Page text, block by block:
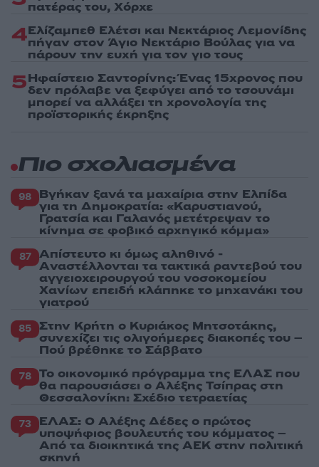
πατέρας του, Χόρχε
4Ελίζαμπεθ Ελέτσι και Νεκτάριος Λεμονίδης
πήγαν στον Άγιο Νεκτάριο Βούλας για να
πάρουν την ευχή για τον γιο τους
5Ηφαίστειο Σαντορίνης: Ένας 15χρονος που
δεν πρόλαβε να ξεφύγει από το τσουνάμι
μπορεί να αλλάξει τη χρονολογία της
προϊστορικής έκρηξης
Πιο σχολιασμένα
98 Βγήκαν ξανά τα μαχαίρια στην Ελπίδα
για τη Δημοκρατία: «Καρυστιανού,
Γρατσία και Γαλανός μετέτρεψαν το
κίνημα σε φοβικό αρχηγικό κόμμα»
87 Απίστευτο κι όμως αληθινό -
Aναστέλλονται τα τακτικά ραντεβού του
αγγειοχειρουργού του νοσοκομείου
Χανίων επειδή κλάπηκε το μηχανάκι του
γιατρού
85 Στην Κρήτη ο Κυριάκος Μητσοτάκης,
συνεχίζει τις ολιγοήμερες διακοπές του –
Πού βρέθηκε το Σάββατο
78 Το οικονομικό πρόγραμμα της ΕΛΑΣ που
θα παρουσιάσει ο Αλέξης Τσίπρας στη
Θεσσαλονίκη: Σχέδιο τετραετίας
73 ΕΛΑΣ: Ο Αλέξης Δέδες ο πρώτος
υποψήφιος βουλευτής του κόμματος –
Από τα διοικητικά της ΑΕΚ στην πολιτική
σκηνή